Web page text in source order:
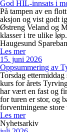
God HIL-innsats i
På tampen av en
aksjon og vist godt
Østreng Veland og
klasser i tre ulike
Haugesund
Les mer
15. juni 2026
Oppsummering av
Torsdag
kurs for årets
har vært en fast og
for turen er stor, og
forventningene
Les mer
Nyhetsarkiv